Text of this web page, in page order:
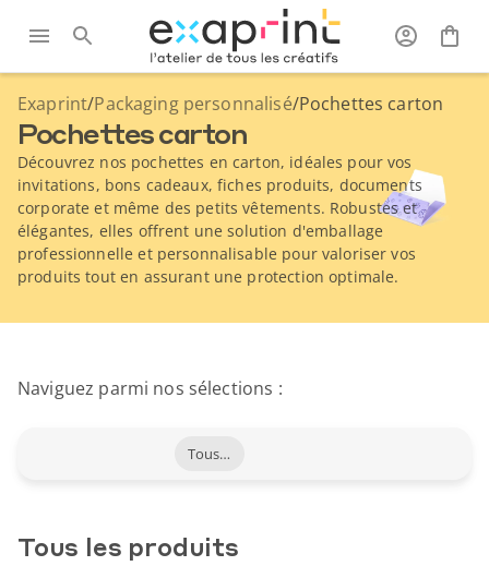
Exaprint/Packaging personnalisé/Pochettes carton
Pochettes carton
Découvrez nos pochettes en carton, idéales pour vos
invitations, bons cadeaux, fiches produits, documents
corporate et même des petits vêtements. Robustes et
élégantes, elles offrent une solution d'emballage
professionnelle et personnalisable pour valoriser vos
produits tout en assurant une protection optimale.
Naviguez parmi nos sélections :
Tous les produits
Tous les produits